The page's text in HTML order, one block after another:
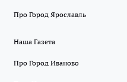
Про Город Ярославль
Наша Газета
Про Город Иваново